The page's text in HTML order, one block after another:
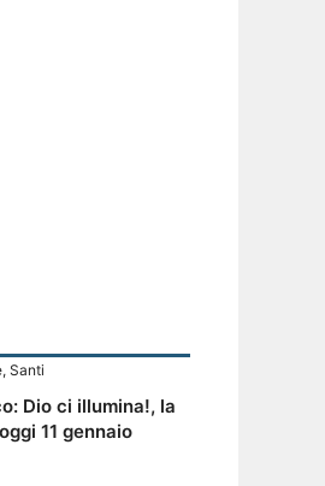
, Santi
Dio ci illumina!, la
11 gennaio